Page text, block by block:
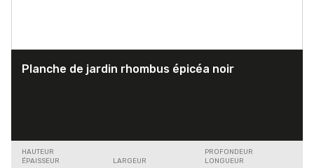
Planche de jardin rhombus épicéa noir
HAUTEUR
ÉPAISSEUR
LARGEUR
PROFONDEUR
LONGUEUR